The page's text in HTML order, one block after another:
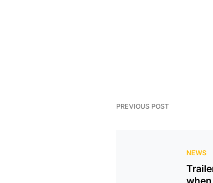
PREVIOUS POST
NEWS